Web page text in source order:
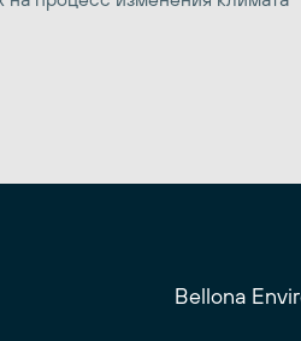
Bellona